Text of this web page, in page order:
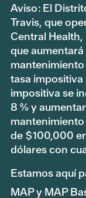
Aviso: El
Travis, que
Central
que
tasa impositiva
impositiva se
8 % y
de $100,000
dólares con
Estamos aquí
MAP y MAP